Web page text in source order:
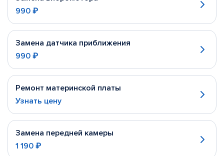
990 ₽
Замена датчика приближения
990 ₽
Ремонт материнской платы
Узнать цену
Замена передней камеры
1 190 ₽